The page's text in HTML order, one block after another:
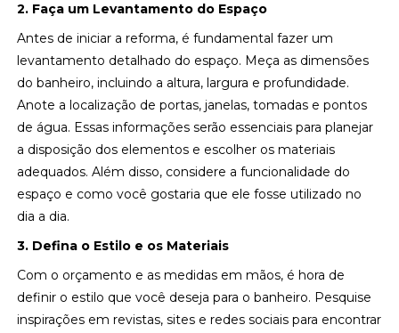
2. Faça um Levantamento do Espaço
Antes de iniciar a reforma, é fundamental fazer um
levantamento detalhado do espaço. Meça as dimensões
do banheiro, incluindo a altura, largura e profundidade.
Anote a localização de portas, janelas, tomadas e pontos
de água. Essas informações serão essenciais para planejar
a disposição dos elementos e escolher os materiais
adequados. Além disso, considere a funcionalidade do
espaço e como você gostaria que ele fosse utilizado no
dia a dia.
3. Defina o Estilo e os Materiais
Com o orçamento e as medidas em mãos, é hora de
definir o estilo que você deseja para o banheiro. Pesquise
inspirações em revistas, sites e redes sociais para encontrar